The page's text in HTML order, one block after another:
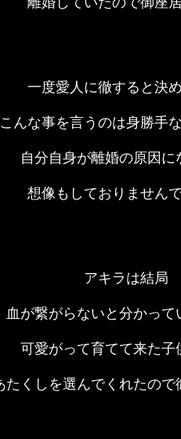
一度愛人に徹すると決
こんな事を言うのは身勝手
自分自身が離婚の原因に
想像もしておりません
アキラは結局
血が繋がらないと分かって
可愛がって育てて来た子
たくしを選んでくれたので